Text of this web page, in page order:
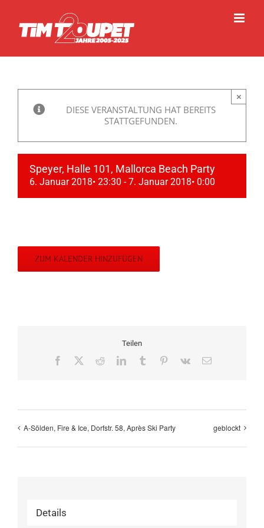
springen
DIESE VERANSTALTUNG HAT BEREITS
STATTGEFUNDEN.
×
Speyer, Halle 101, Mallorca Beach Party
6. Januar 2018• 23:30 -7. Januar 2018• 0:00
ZUM KALENDER HINZUFÜGEN
Teilen
Facebook RedditLinkedInTumblr Pinterest
Vk
E-
A-Sölden, Fire & Ice, Dorfstr. 58, Après Ski Party geblockt
Details